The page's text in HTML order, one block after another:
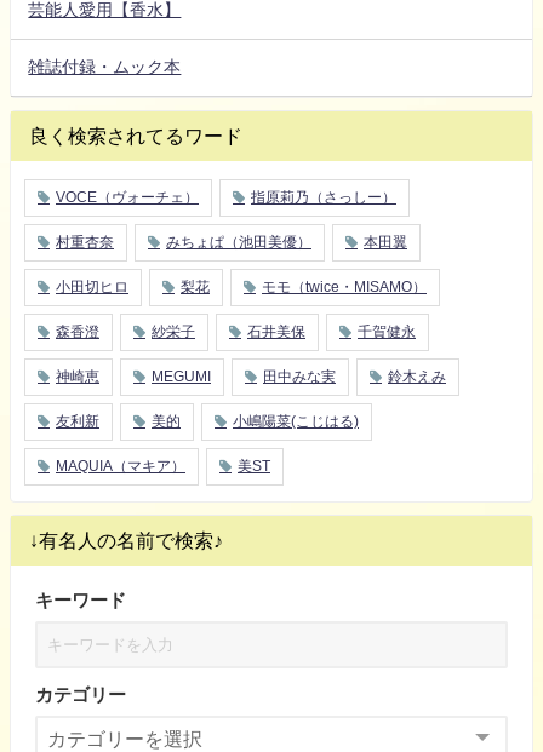
芸能人愛用【香水】
雑誌付録・ムック本
良く検索されてるワード
VOCE（ヴォーチェ） 指原莉乃（さっしー）
村重杏奈 みちょぱ（池田美優） 本田翼
小田切ヒロ 梨花 モモ（twice・MISAMO）
森香澄 紗栄子 石井美保 千賀健永
神崎恵 MEGUMI 田中みな実 鈴木えみ
友利新 美的 小嶋陽菜(こじはる)
MAQUIA（マキア） 美ST
↓有名人の名前で検索♪
キーワード
カテゴリー